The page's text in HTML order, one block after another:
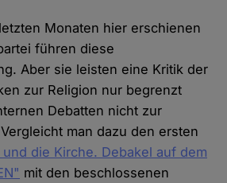
Monaten hier erschienen
führen diese
Aber sie leisten eine Kritik der
zur Religion nur begrenzt
Debatten nicht zur
man dazu den ersten
und die Kirche. Debakel auf dem
mit den beschlossenen